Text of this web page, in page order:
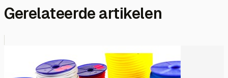
Gerelateerde artikelen